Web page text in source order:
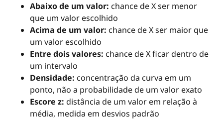
Abaixo de um valor: chance de X ser menor
que um valor escolhido
Acima de um valor: chance de X ser maior que
um valor escolhido
Entre dois valores: chance de X ficar dentro de
um intervalo
Densidade: concentração da curva em um
ponto, não a probabilidade de um valor exato
Escore z: distância de um valor em relação à
média, medida em desvios padrão